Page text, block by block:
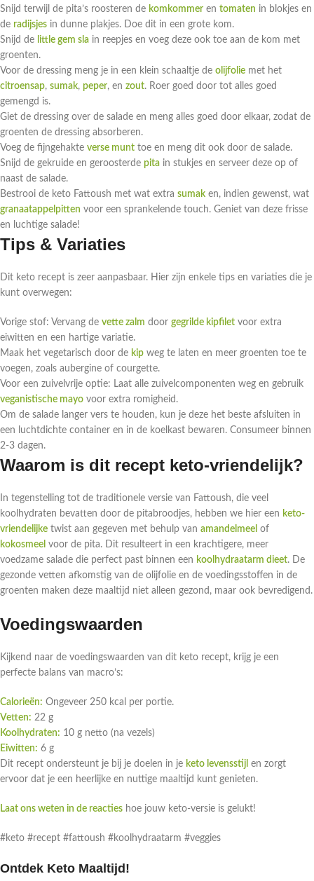
Snijd terwijl de pita’s roosteren de komkommer en tomaten in blokjes en
de radijsjes in dunne plakjes. Doe dit in een grote kom.
Snijd de little gem sla in reepjes en voeg deze ook toe aan de kom met
groenten.
Voor de dressing meng je in een klein schaaltje de olijfolie met het
citroensap, sumak, peper, en zout. Roer goed door tot alles goed
gemengd is.
Giet de dressing over de salade en meng alles goed door elkaar, zodat de
groenten de dressing absorberen.
Voeg de fijngehakte verse munt toe en meng dit ook door de salade.
Snijd de gekruide en geroosterde pita in stukjes en serveer deze op of
naast de salade.
Bestrooi de keto Fattoush met wat extra sumak en, indien gewenst, wat
granaatappelpitten voor een sprankelende touch. Geniet van deze frisse
en luchtige salade!
Tips & Variaties
Dit keto recept is zeer aanpasbaar. Hier zijn enkele tips en variaties die je
kunt overwegen:
Vorige stof: Vervang de vette zalm door gegrilde kipfilet voor extra
eiwitten en een hartige variatie.
Maak het vegetarisch door de kip weg te laten en meer groenten toe te
voegen, zoals aubergine of courgette.
Voor een zuivelvrije optie: Laat alle zuivelcomponenten weg en gebruik
veganistische mayo voor extra romigheid.
Om de salade langer vers te houden, kun je deze het beste afsluiten in
een luchtdichte container en in de koelkast bewaren. Consumeer binnen
2-3 dagen.
Waarom is dit recept keto-vriendelijk?
In tegenstelling tot de traditionele versie van Fattoush, die veel
koolhydraten bevatten door de pitabroodjes, hebben we hier een keto-
vriendelijke twist aan gegeven met behulp van amandelmeel of
kokosmeel voor de pita. Dit resulteert in een krachtigere, meer
voedzame salade die perfect past binnen een koolhydraatarm dieet. De
gezonde vetten afkomstig van de olijfolie en de voedingsstoffen in de
groenten maken deze maaltijd niet alleen gezond, maar ook bevredigend.
Voedingswaarden
Kijkend naar de voedingswaarden van dit keto recept, krijg je een
perfecte balans van macro’s:
Calorieën: Ongeveer 250 kcal per portie.
Vetten: 22 g
Koolhydraten: 10 g netto (na vezels)
Eiwitten: 6 g
Dit recept ondersteunt je bij je doelen in je keto levensstijl en zorgt
ervoor dat je een heerlijke en nuttige maaltijd kunt genieten.
Laat ons weten in de reacties hoe jouw keto-versie is gelukt!
#keto #recept #fattoush #koolhydraatarm #veggies
Ontdek Keto Maaltijd!